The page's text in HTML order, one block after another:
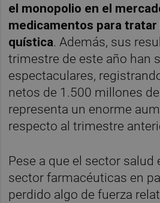
el monopolio en el
medicamentos para
quística. Además, sus
trimestre de este año han
espectaculares,
netos de 1.500 millones
representa un enorme
respecto al trimestre
Pese a que el sector salud
sector farmacéuticas en
perdido algo de fuerza